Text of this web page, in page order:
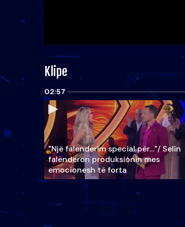
Klipe
02:57
"Një falenderim special për…"/ Selin
falënderon produksionin mes
emocionesh të forta